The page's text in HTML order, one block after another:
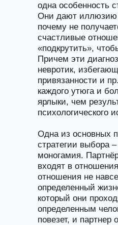
одна особенность
Они дают иллюзию
почему не
счастливые
«подкрутить»,
Причем эти
невротик,
привязанности и
каждого утюга и
ярлыки, чем
психологического
Одна из основных
стратегии выбора
моногамия.
входят в
отношения не
определенный
который они
определенным
повезет, и партнер